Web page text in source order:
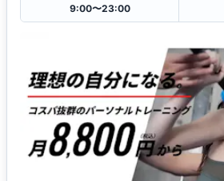
9:00〜23:00